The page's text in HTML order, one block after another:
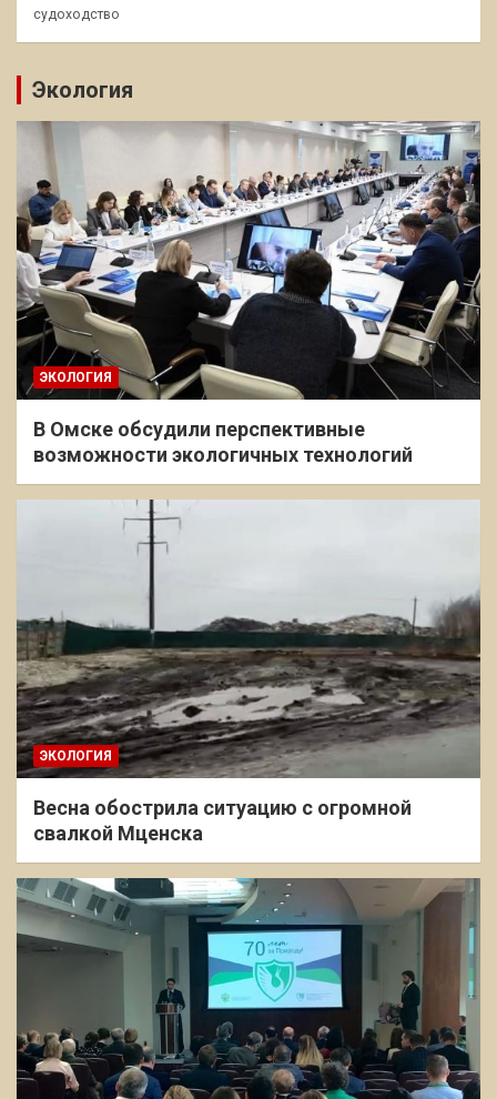
судоходство
Экология
ЭКОЛОГИЯ
В Омске обсудили перспективные
возможности экологичных технологий
ЭКОЛОГИЯ
Весна обострила ситуацию с огромной
свалкой Мценска